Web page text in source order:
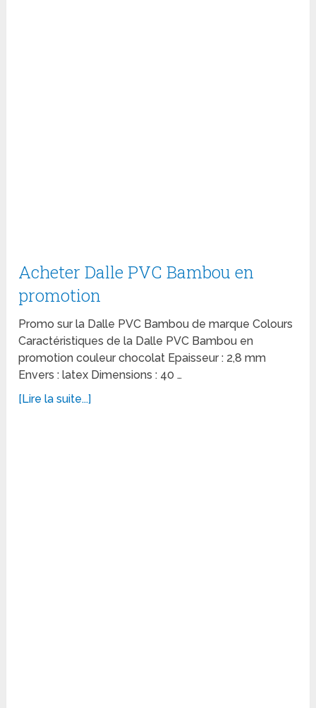
Acheter Dalle PVC Bambou en
promotion
Promo sur la Dalle PVC Bambou de marque Colours
Caractéristiques de la Dalle PVC Bambou en
promotion couleur chocolat Epaisseur : 2,8 mm
Envers : latex Dimensions : 40 …
[Lire la suite...]